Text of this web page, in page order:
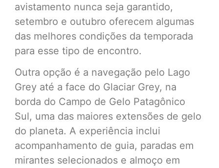
avistamento nunca seja garantido,
setembro e outubro oferecem algumas
das melhores condições da temporada
para esse tipo de encontro.
Outra opção é a navegação pelo Lago
Grey até a face do Glaciar Grey, na
borda do Campo de Gelo Patagônico
Sul, uma das maiores extensões de gelo
do planeta. A experiência inclui
acompanhamento de guia, paradas em
mirantes selecionados e almoço em